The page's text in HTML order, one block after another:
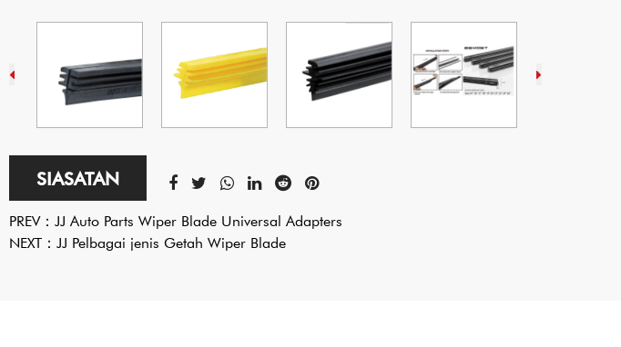
SIASATAN
PREV： JJ Auto Parts Wiper Blade Universal Adapters
NEXT： JJ Pelbagai jenis Getah Wiper Blade